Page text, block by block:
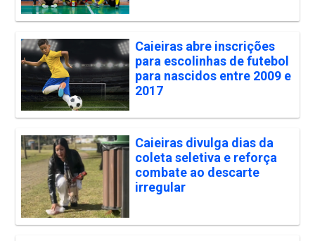
Caieiras abre inscrições
para escolinhas de futebol
para nascidos entre 2009 e
2017
Caieiras divulga dias da
coleta seletiva e reforça
combate ao descarte
irregular